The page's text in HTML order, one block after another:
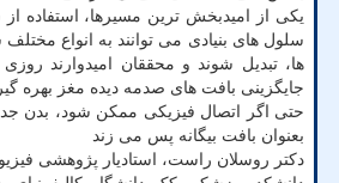
یکی از امیدبخش ترین مسیرها، استفاده
سلول های بنیادی می توانند به انواع
ها، تبدیل شوند و محققان امیدوارند روزی
جایگزینی بافت های صدمه دیده مغز بهره
حتی اگر اتصال فیزیکی ممکن شود، بدن جدید
بعنوان بافت بیگانه پس می زند
دکتر روسلان راست، استادیار پژوهشی